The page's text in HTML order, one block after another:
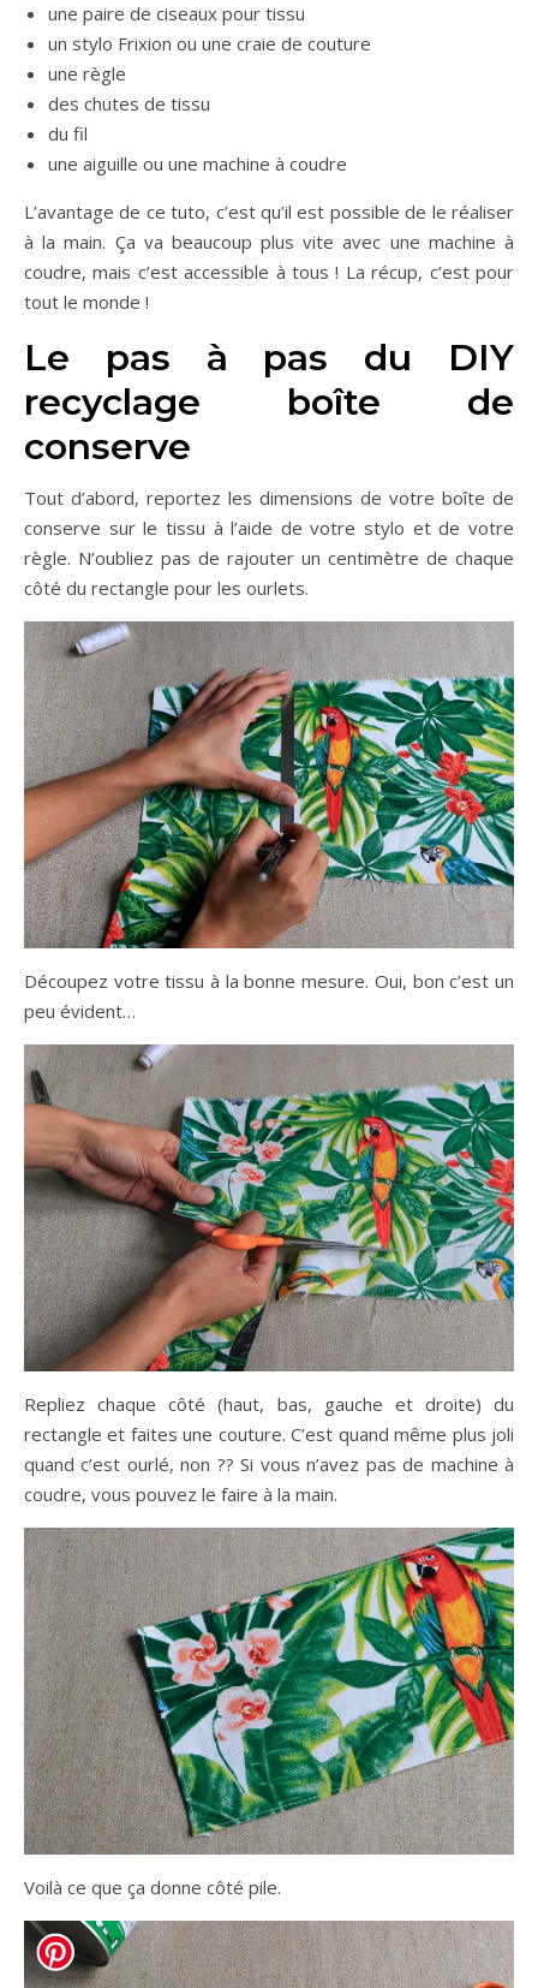
une paire de ciseaux pour tissu
un stylo Frixion ou une craie de couture
une règle
des chutes de tissu
du fil
une aiguille ou une machine à coudre
L’avantage de ce tuto, c’est qu’il est possible de le réaliser
à la main. Ça va beaucoup plus vite avec une machine à
coudre, mais c’est accessible à tous ! La récup, c’est pour
tout le monde !
Le pas à pas du DIY
recyclage boîte de
conserve
Tout d’abord, reportez les dimensions de votre boîte de
conserve sur le tissu à l’aide de votre stylo et de votre
règle. N’oubliez pas de rajouter un centimètre de chaque
côté du rectangle pour les ourlets.
Découpez votre tissu à la bonne mesure. Oui, bon c’est un
peu évident…
Repliez chaque côté (haut, bas, gauche et droite) du
rectangle et faites une couture. C’est quand même plus joli
quand c’est ourlé, non ?? Si vous n’avez pas de machine à
coudre, vous pouvez le faire à la main.
Voilà ce que ça donne côté pile.